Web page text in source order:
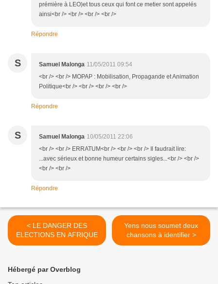
prémière à LEO)et tous ceux qui font ce metier sont appelés
ainsi<br /> <br /> <br /> <br />
Répondre
S Samuel Malonga 11/05/2011 09:54
<br /> <br /> MOPAP : Mobilisation, Propagande et Animation
Politique<br /> <br /> <br /> <br />
Répondre
S Samuel Malonga 10/05/2011 22:06
<br /> <br /> ERRATUM<br /> <br /> <br /> Il faudrait lire:
...avec sérieux et bonne humeur certains sigles...<br /> <br />
<br /> <br />
Répondre
< LE DANGER DES
ELECTIONS EN AFRIQUE
Yens nous soumet deux
chansons à identifier >
Hébergé par Overblog